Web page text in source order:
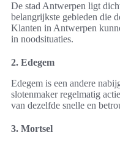
De stad Antwerpen ligt
belangrijkste gebieden die
Klanten in Antwerpen
in noodsituaties.
2. Edegem
Edegem is een andere
slotenmaker regelmatig
van dezelfde snelle en
3. Mortsel